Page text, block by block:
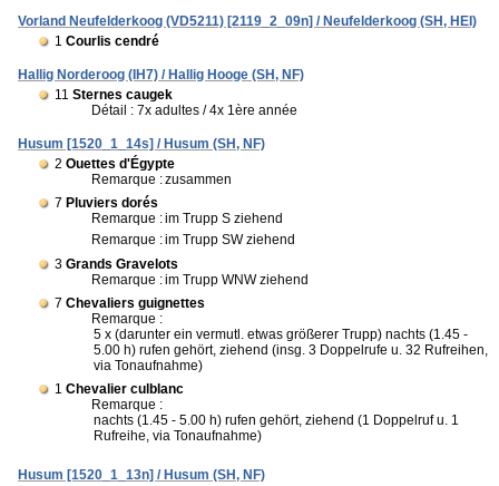
Vorland Neufelderkoog (VD5211) [2119_2_09n] / Neufelderkoog (SH, HEI)
1 Courlis cendré
Hallig Norderoog (IH7) / Hallig Hooge (SH, NF)
11 Sternes caugek
Détail : 7x adultes / 4x 1ère année
Husum [1520_1_14s] / Husum (SH, NF)
2 Ouettes d'Égypte
Remarque :zusammen
7 Pluviers dorés
Remarque :im Trupp S ziehend
Remarque :im Trupp SW ziehend
3 Grands Gravelots
Remarque :im Trupp WNW ziehend
7 Chevaliers guignettes
Remarque :
5 x (darunter ein vermutl. etwas größerer Trupp) nachts (1.45 -
5.00 h) rufen gehört, ziehend (insg. 3 Doppelrufe u. 32 Rufreihen,
via Tonaufnahme)
1 Chevalier culblanc
Remarque :
nachts (1.45 - 5.00 h) rufen gehört, ziehend (1 Doppelruf u. 1
Rufreihe, via Tonaufnahme)
Husum [1520_1_13n] / Husum (SH, NF)